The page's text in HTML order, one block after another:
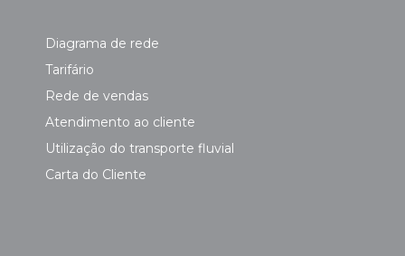
Diagrama de rede
Tarifário
Rede de vendas
Atendimento ao cliente
Utilização do transporte fluvial
Carta do Cliente